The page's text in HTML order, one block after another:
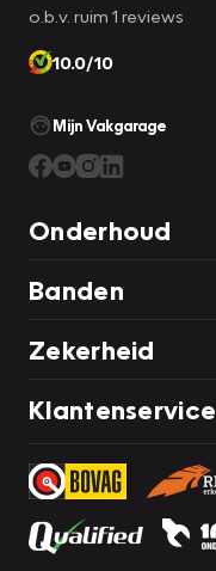
o.b.v. ruim 1 reviews
10.0/10
Mijn Vakgarage
Onderhoud
Banden
Zekerheid
Klantenservice